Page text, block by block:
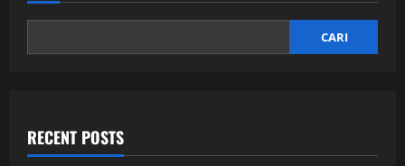
CARI
RECENT POSTS